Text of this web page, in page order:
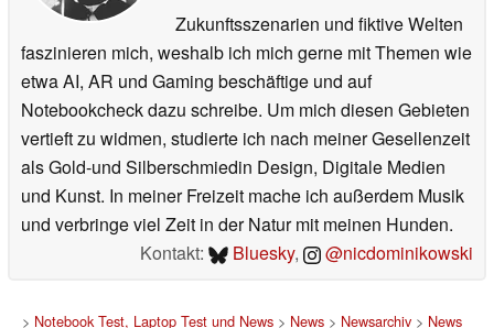
Zukunftsszenarien und fiktive Welten
faszinieren mich, weshalb ich mich gerne mit Themen wie
etwa AI, AR und Gaming beschäftige und auf
Notebookcheck dazu schreibe. Um mich diesen Gebieten
vertieft zu widmen, studierte ich nach meiner Gesellenzeit
als Gold-und Silberschmiedin Design, Digitale Medien
und Kunst. In meiner Freizeit mache ich außerdem Musik
und verbringe viel Zeit in der Natur mit meinen Hunden.
Kontakt:
Bluesky, @nicdominikowski
> Notebook Test, Laptop Test und News> News> Newsarchiv> News